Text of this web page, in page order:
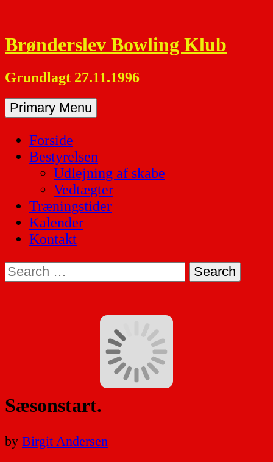
content
Brønderslev Bowling Klub
Grundlagt 27.11.1996
Primary Menu
Forside
Bestyrelsen
Udlejning af skabe
Vedtægter
Træningstider
Kalender
Kontakt
Search
for:
Sæsonstart.
by Birgit Andersen